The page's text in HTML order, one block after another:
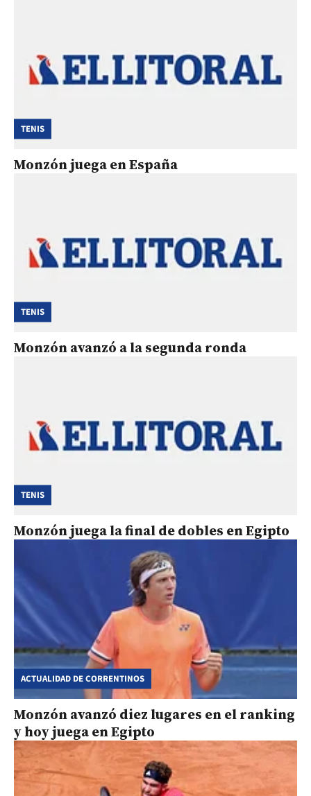
TENIS
Monzón juega en España
TENIS
Monzón avanzó a la segunda ronda
TENIS
Monzón juega la final de dobles en Egipto
ACTUALIDAD DE CORRENTINOS
Monzón avanzó diez lugares en el ranking
y hoy juega en Egipto